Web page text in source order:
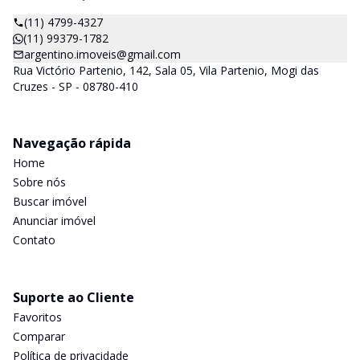
(11) 4799-4327
(11) 99379-1782
argentino.imoveis@gmail.com
Rua Victório Partenio, 142, Sala 05, Vila Partenio, Mogi das
Cruzes - SP - 08780-410
Navegação rápida
Home
Sobre nós
Buscar imóvel
Anunciar imóvel
Contato
Suporte ao Cliente
Favoritos
Comparar
Política de privacidade